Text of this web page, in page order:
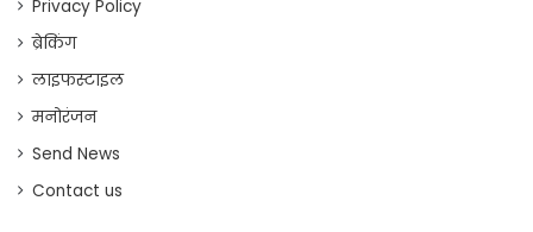
Privacy Policy
ब्रेकिंग
लाइफस्टाइल
मनोरंजन
Send News
Contact us